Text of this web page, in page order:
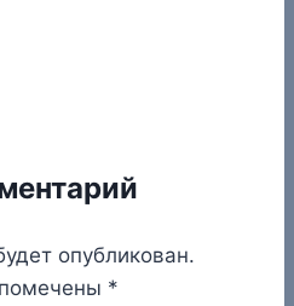
опубликован.
*